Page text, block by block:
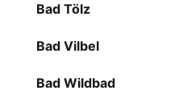
Bad Tölz
Bad Vilbel
Bad Wildbad